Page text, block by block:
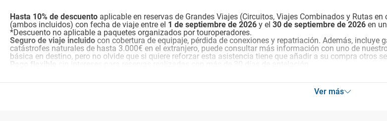
Hasta 10% de descuento aplicable en reservas de Grandes Viajes (Circuitos, Viajes Combinados y Rutas en
(ambos incluidos) con fecha de viaje entre el 1 de septiembre de 2026 y el 30 de septiembre de 2026 en
*Descuento no aplicable a paquetes organizados por touroperadores.
Seguro de viaje incluido con cobertura de equipaje, pérdida de conexiones y repatriación. Además,
catástrofes naturales de hasta 3.000€ en el extranjero, puede consultar más información con uno de
básica en destino, pero no olvide que si quiere reforzar esta asistencia tiene que añadir a su compra otros
Pago flexible
sin intereses para reservas realizadas con más de 30 días de antelación.
Ver más